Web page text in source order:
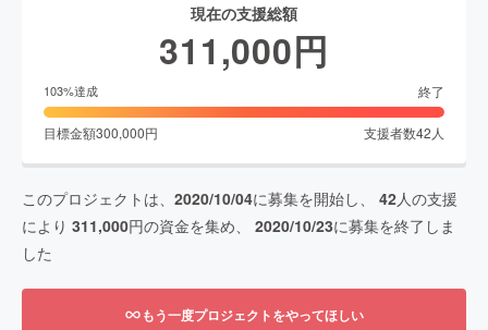
現在の支援総額
311,000円
103%達成 終了
目標金額300,000円 支援者数42 人
このプロジェクトは、 2020/10/04に募集を開始し、 42人の支援
により 311,000円の資金を集め、 2020/10/23に募集を終了しま
した
もう一度プロジェクトをやってほしい